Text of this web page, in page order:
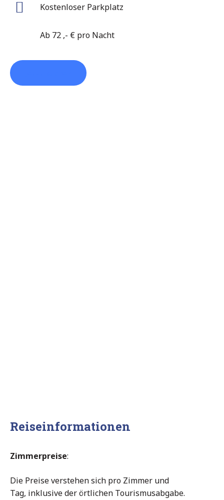
Kostenloser Parkplatz
Ab 72 ,- € pro Nacht
Reiseinformationen
Zimmerpreise:
Die Preise verstehen sich pro Zimmer und
Tag, inklusive der örtlichen Tourismusabgabe.